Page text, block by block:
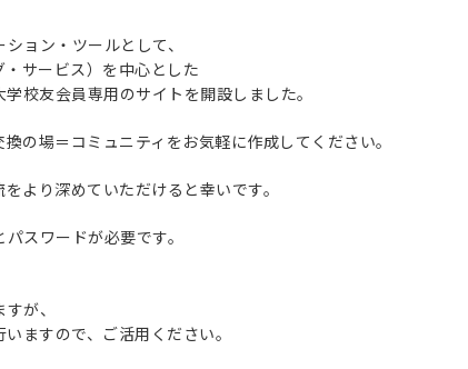
ョン・ツールとして、
サービス）を中心とした
校友会員専用のサイトを開設しました。
の場＝コミュニティをお気軽に作成してください。
より深めていただけると幸いです。
スワードが必要です。
が、
ますので、ご活用ください。